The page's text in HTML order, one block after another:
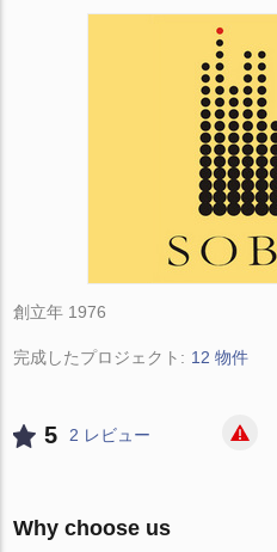
創立年 1976
完成したプロジェクト: 12 物件
5 2 レビュー
Why choose us